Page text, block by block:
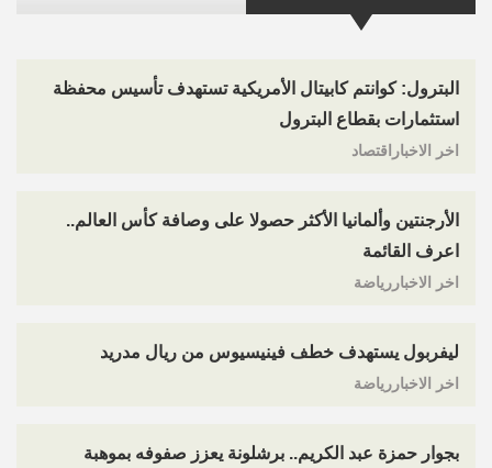
البترول: كوانتم كابيتال الأمريكية تستهدف تأسيس محفظة
استثمارات بقطاع البترول
اخر الاخباراقتصاد
الأرجنتين وألمانيا الأكثر حصولا على وصافة كأس العالم..
اعرف القائمة
اخر الاخباررياضة
ليفربول يستهدف خطف فينيسيوس من ريال مدريد
اخر الاخباررياضة
بجوار حمزة عبد الكريم.. برشلونة يعزز صفوفه بموهبة